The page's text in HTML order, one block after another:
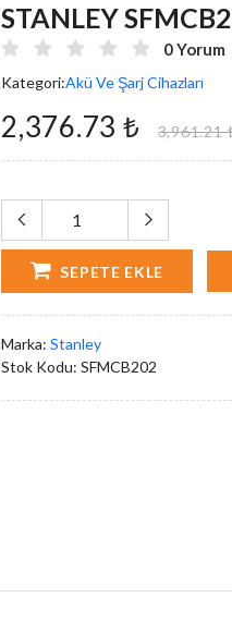
STANLEY
0 Yorum
Kategori:Akü Ve Şarj Cihazları
2,376.73 ₺ 3,961.21
SEPETE EKLE
Marka: Stanley
Stok Kodu: SFMCB202